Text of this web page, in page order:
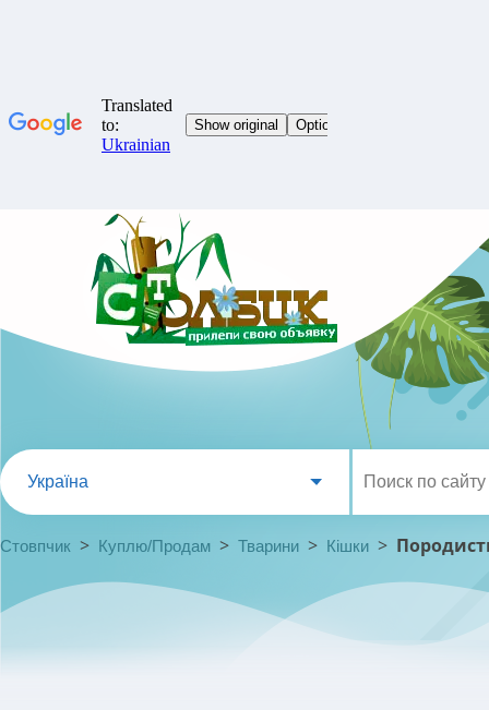
Україна
Стовпчик > Куплю/Продам > Тварини > Кішки >